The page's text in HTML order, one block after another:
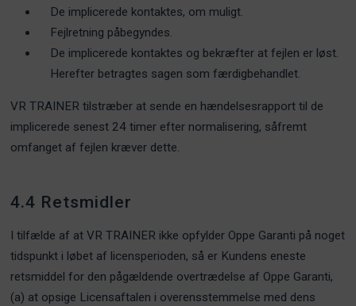
De implicerede kontaktes, om muligt.
Fejlretning påbegyndes.
De implicerede kontaktes og bekræfter at fejlen er løst.
Herefter betragtes sagen som færdigbehandlet.
VR TRAINER tilstræber at sende en hændelsesrapport til de
implicerede senest 24 timer efter normalisering, såfremt
omfanget af fejlen kræver dette.
4.4 Retsmidler
I tilfælde af at VR TRAINER ikke opfylder Oppe Garanti på noget
tidspunkt i løbet af licensperioden, så er Kundens eneste
retsmiddel for den pågældende overtrædelse af Oppe Garanti,
(a) at opsige Licensaftalen i overensstemmelse med dens